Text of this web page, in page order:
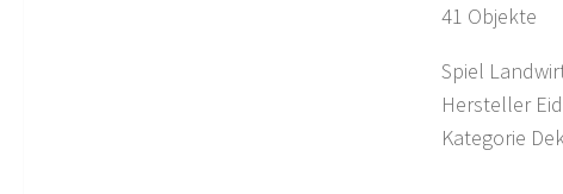
41 Objekte
Spiel
Hersteller
Kategorie